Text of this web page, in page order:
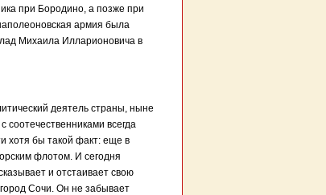
при Бородино, а позже при
армия была
Михаила Илларионовича в
деятель страны, ныне
всегда
хотя бы такой факт: еще в
флотом. И сегодня
и отстаивает свою
Сочи. Он не забывает